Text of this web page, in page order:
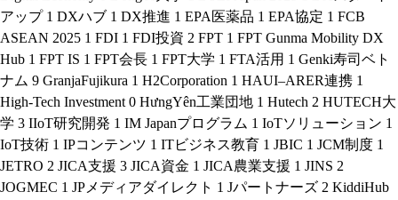
アップ 1 DXハブ 1 DX推進 1 EPA医薬品 1 EPA協定 1 FCB
ASEAN 2025 1 FDI 1 FDI投資 2 FPT 1 FPT Gunma Mobility DX
Hub 1 FPT IS 1 FPT会長 1 FPT大学 1 FTA活用 1 Genki寿司ベト
ナム 9 GranjaFujikura 1 H2Corporation 1 HAUI–ARER連携 1
High-Tech Investment 0 HưngYên工業団地 1 Hutech 2 HUTECH大
学 3 IIoT研究開発 1 IM Japanプログラム 1 IoTソリューション 1
IoT技術 1 IPコンテンツ 1 ITビジネス教育 1 JBIC 1 JCM制度 1
JETRO 2 JICA支援 3 JICA資金 1 JICA農業支援 1 JINS 2
JOGMEC 1 JPメディアダイレクト 1 Jパートナーズ 2 KiddiHub